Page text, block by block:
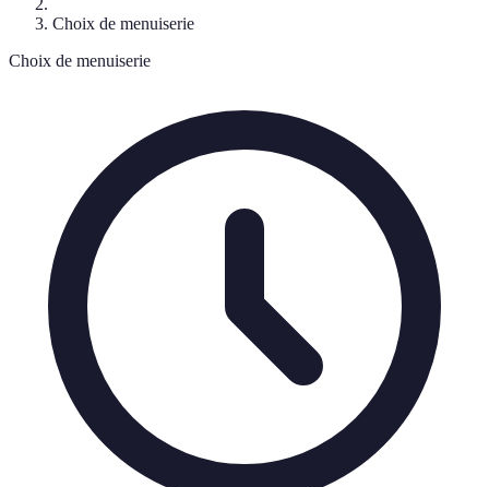
Choix de menuiserie
Choix de menuiserie